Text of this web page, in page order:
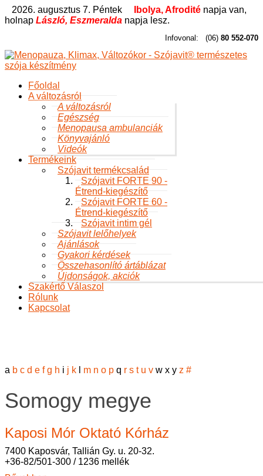
2026. augusztus 7. Péntek Ibolya, Afrodité napja van,
holnap László, Eszmeralda napja lesz.
Infovonal: (06) 80 552-070
Főoldal
A változásról
A változásról
Egészség
Menopausa ambulanciák
Könyvajánló
Videók
Termékeink
Szójavit termékcsalád
Szójavit FORTE 90 -
Étrend-kiegészítő
Szójavit FORTE 60 -
Étrend-kiegészítő
Szójavit intim gél
Szójavit lelőhelyek
Ajánlások
Gyakori kérdések
Összehasonlító ártáblázat
Újdonságok, akciók
Szakértő Válaszol
Rólunk
Kapcsolat
a b c d e f g h i j k m n o p q r s t u v w x y z #
Somogy megye
Kaposi Mór Oktató Kórház
7400 Kaposvár, Tallián Gy. u. 20-32.
+36-82/501-300 / 1236 mellék